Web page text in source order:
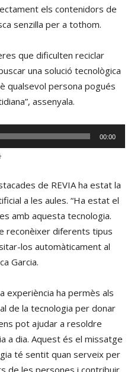
els contenidors de
senzilla per a tothom.
que dificulten reciclar
una solució tecnològica
qualsevol persona pogués
assenyala.
00:00
de REVIA ha estat la
a les aules. “Ha estat el
amb aquesta tecnologia.
reconèixer diferents tipus
los automàticament al
Garcia.
experiència ha permès als
de la tecnologia per donar
pot ajudar a resoldre
a dia. Aquest és el missatge
té sentit quan serveix per
de les persones i contribuir